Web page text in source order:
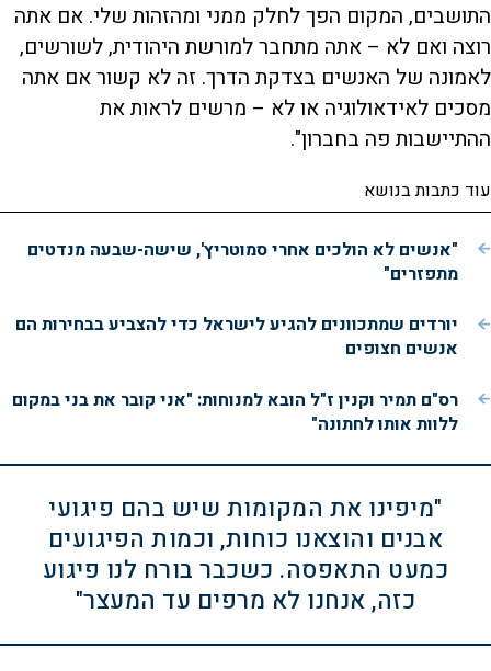
התושבים, המקום הפך לחלק ממני ומהזהות שלי. אם אתה
רוצה ואם לא – אתה מתחבר למורשת היהודית, לשורשים,
לאמונה של האנשים בצדקת הדרך. זה לא קשור אם אתה
מסכים לאידאולוגיה או לא – מרשים לראות את
ההתיישבות פה בחברון".
עוד כתבות בנושא
"אנשים לא הולכים אחרי סמוטריץ', שישה-שבעה מנדטים
מתפזרים"
יורדים שמתכוונים להגיע לישראל כדי להצביע בבחירות הם
אנשים חצופים
רס"ם תמיר וקנין ז"ל הובא למנוחות: "אני קובר את בני במקום
ללוות אותו לחתונה"
"מיפינו את המקומות שיש בהם פיגועי
אבנים והוצאנו כוחות, וכמות הפיגועים
כמעט התאפסה. כשכבר בורח לנו פיגוע
כזה, אנחנו לא מרפים עד המעצר"